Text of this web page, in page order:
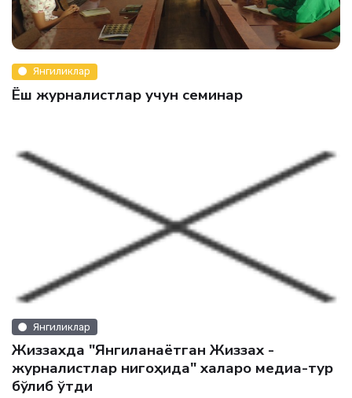
Янгиликлар
Ёш журналистлар учун семинар
Янгиликлар
Жиззахда "Янгиланаётган Жиззах -
журналистлар нигоҳида" халқаро медиа-тур
бўлиб ўтди